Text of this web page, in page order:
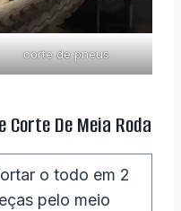
corte de pneus
De Meia Roda
o todo em 2
pelo meio